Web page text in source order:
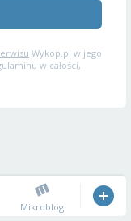
Wykop.pl w jego
w całości,
Mikroblog